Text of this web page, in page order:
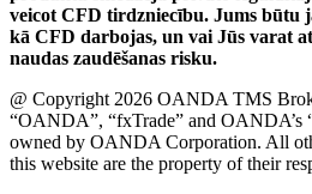
veicot CFD tirdzniecību. Jums būtu
kā CFD darbojas, un vai Jūs varat
naudas zaudēšanas risku.
@ Copyright 2026 OANDA TMS
“OANDA”, “fxTrade” and OANDA’s
owned by OANDA Corporation. All
this website are the property of their